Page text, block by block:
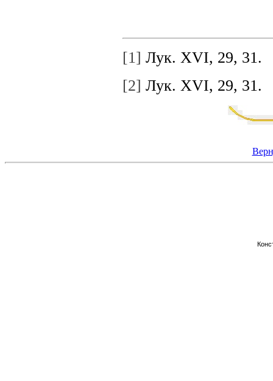
[1] Лук. XVI, 29, 31.
[2] Лук. XVI, 29, 31.